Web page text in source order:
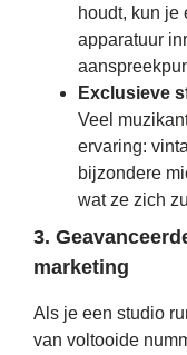
houdt, kun je
apparatuur
Exclusieve
Veel
ervaring:
bijzondere
wat ze zich
3.
marketing
Als je een studio
van voltooide